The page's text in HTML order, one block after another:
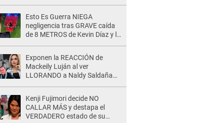
Esto Es Guerra NIEGA
negligencia tras GRAVE caída
de 8 METROS de Kevin Díaz y lo
Exponen la REACCIÓN de
Mackeily Luján al ver
LLORANDO a Naldy Saldaña
Kenji Fujimori decide NO
CALLAR MÁS y destapa el
VERDADERO estado de su